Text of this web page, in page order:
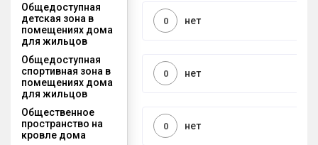
Общедоступная
детская зона в
помещениях дома
для жильцов
нет
0
Общедоступная
спортивная зона в
помещениях дома
для жильцов
нет
0
Общественное
пространство на
кровле дома
нет
0